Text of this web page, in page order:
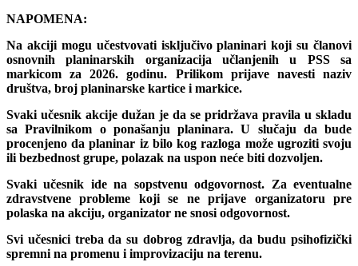
NAPOMENA:
Na akciji mogu učestvovati isključivo planinari koji su članovi
osnovnih planinarskih organizacija učlanjenih u PSS sa
markicom za 2026. godinu. Prilikom prijave navesti naziv
društva, broj planinarske kartice i markice.
Svaki učesnik akcije dužan je da se pridržava pravila u skladu
sa Pravilnikom o ponašanju planinara. U slučaju da bude
procenjeno da planinar iz bilo kog razloga može ugroziti svoju
ili bezbednost grupe, polazak na uspon neće biti dozvoljen.
Svaki učesnik ide na sopstvenu odgovornost. Za eventualne
zdravstvene probleme koji se ne prijave organizatoru pre
polaska na akciju, organizator ne snosi odgovornost.
Svi učesnici treba da su dobrog zdravlja, da budu psihofizički
spremni na promenu i improvizaciju na terenu.